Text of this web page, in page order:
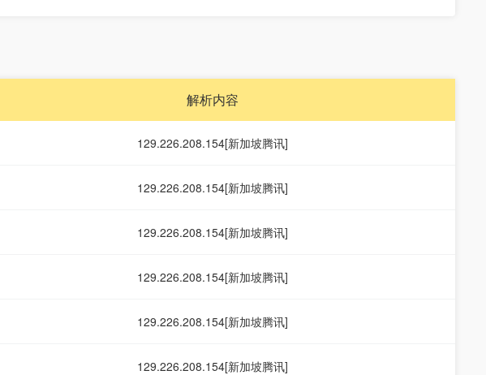
解析内容
129.226.208.154[新加坡腾讯]
129.226.208.154[新加坡腾讯]
129.226.208.154[新加坡腾讯]
129.226.208.154[新加坡腾讯]
129.226.208.154[新加坡腾讯]
129.226.208.154[新加坡腾讯]